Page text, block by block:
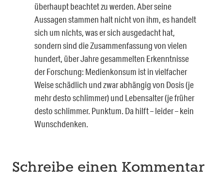
überhaupt beachtet zu werden. Aber seine
Aussagen stammen halt nicht von ihm, es handelt
sich um nichts, was er sich ausgedacht hat,
sondern sind die Zusammenfassung von vielen
hundert, über Jahre gesammelten Erkenntnisse
der Forschung: Medienkonsum ist in vielfacher
Weise schädlich und zwar abhängig von Dosis (je
mehr desto schlimmer) und Lebensalter (je früher
desto schlimmer. Punktum. Da hilft – leider – kein
Wunschdenken.
Schreibe einen Kommentar